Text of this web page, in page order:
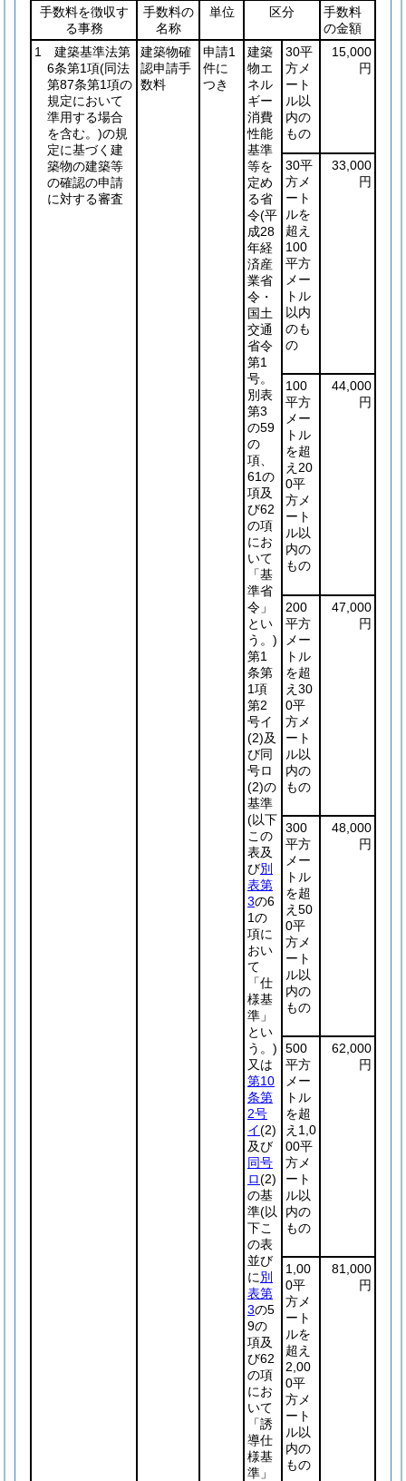
手数料を徴収す
る事務
手数料の
名称
単位 区分
手数料
の金額
1 建築基準法第
6条第1項(同法
第87条第1項の
規定において
準用する場合
を含む。)の規
定に基づく建
築物の建築等
の確認の申請
に対する審査
建築物確
認申請手
数料
申請1
件に
つき
建築
物エ
ネル
ギー
消費
性能
基準
等を
定め
る省
令(平
成28
年経
済産
業省
令・
国土
交通
省令
第1
号。
別表
第3
の59
の
項、
61の
項及
び62
の項
にお
いて
「基
準省
令」
とい
う。)
第1
条第
1項
第2
号イ
(2)及
び同
号ロ
(2)の
基準
(以下
この
表及
び別
表第
3の6
1の
項に
おい
て
「仕
様基
準」
とい
う。)
又は
第10
条第
2号
イ(2)
及び
同号
ロ(2)
の基
準(以
下こ
の表
並び
に別
表第
3の5
9の
項及
び62
の項
にお
いて
「誘
導仕
様基
準」
30平
方メ
ート
ル以
内の
もの
15,000
円
30平
方メ
ート
ルを
超え
100
平方
メー
トル
以内
のも
の
33,000
円
100
平方
メー
トル
を超
え20
0平
方メ
ート
ル以
内の
もの
44,000
円
200
平方
メー
トル
を超
え30
0平
方メ
ート
ル以
内の
もの
47,000
円
300
平方
メー
トル
を超
え50
0平
方メ
ート
ル以
内の
もの
48,000
円
500
平方
メー
トル
を超
え1,0
00平
方メ
ート
ル以
内の
もの
62,000
円
1,00
0平
方メ
ート
ルを
超え
2,00
0平
方メ
ート
ル以
内の
もの
81,000
円